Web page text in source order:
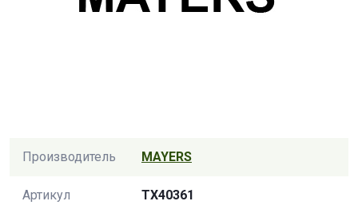
Производитель MAYERS
Артикул TX40361